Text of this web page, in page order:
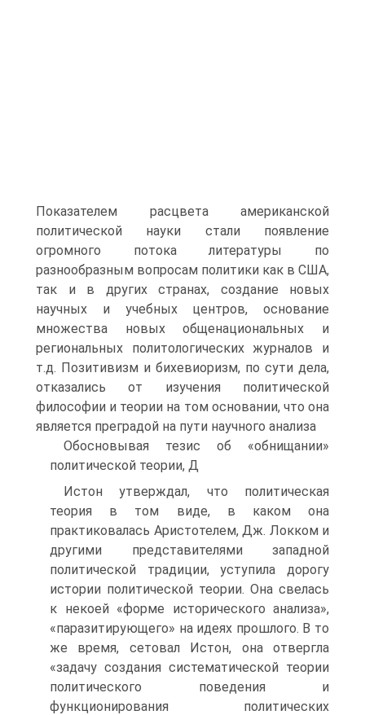
Показателем расцвета американской
политической науки стали появление
огромного потока литературы по
разнообразным вопросам политики как в США,
так и в других странах, создание новых
научных и учебных центров, основание
множества новых общенациональных и
региональных политологических журналов и
т.д. Позитивизм и бихевиоризм, по сути дела,
отказались от изучения политической
философии и теории на том основании, что она
является преградой на пути научного анализа
Обосновывая тезис об «обнищании»
политической теории, Д
Истон утверждал, что политическая
теория в том виде, в каком она
практиковалась Аристотелем, Дж. Локком и
другими представителями западной
политической традиции, уступила дорогу
истории политической теории. Она свелась
к некоей «форме исторического анализа»,
«паразитирующего» на идеях прошлого. В то
же время, сетовал Истон, она отвергла
«задачу создания систематической теории
политического поведения и
функционирования политических